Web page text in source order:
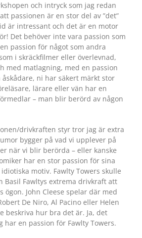
och intryck som jag redan
passionen är en stor del av ”det”
är intressant och det är en motor
Det behöver inte vara passion som
passion för något som andra
i skräckfilmer eller överlevnad,
med matlagning, med en passion
åskådare, ni har säkert märkt stor
lärare eller vän har en
– man blir berörd av någon
drivkraften styr tror jag är extra
bygger på vad vi upplever på
när vi blir berörda – eller kanske
har en stor passion för sina
motiv. Fawlty Towers skulle
Basil Fawltys extrema drivkraft att
ögon. John Cleese spelar där med
De Niro, Al Pacino eller Helen
beskriva hur bra det är. Ja, det
har en passion för Fawlty Towers.